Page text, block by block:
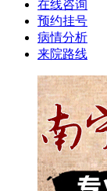
在线咨询
预约挂号
病情分析
来院路线